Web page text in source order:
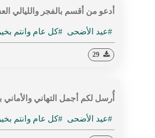
أدعو من أقسم بالفجر والليالي
#عيد الأضحى #كل عام وانتم بخير
أُرسل لكم أجمل التهاني
#عيد الأضحى #كل عام وانتم بخير